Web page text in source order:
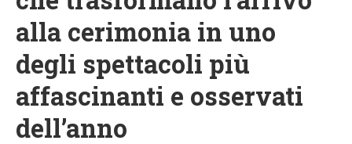
alla cerimonia in uno
degli spettacoli più
affascinanti e osservati
dell’anno